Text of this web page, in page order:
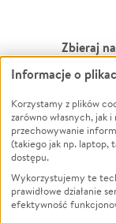
Zbieraj na
Leczenie
Zwierzęta
Pożar
Ukraina
Pomoc
Projekty
Informacje o
Korzystamy z plików
zarówno własnych, jak
przechowywanie
(takiego jak np. laptop,
dostępu.
Wykorzystujemy te
prawidłowe działanie
efektywność